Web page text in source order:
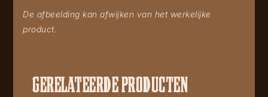
De afbeelding kan afwijken van het werkelijke
product.
GERELATEERDE PRODUCTEN